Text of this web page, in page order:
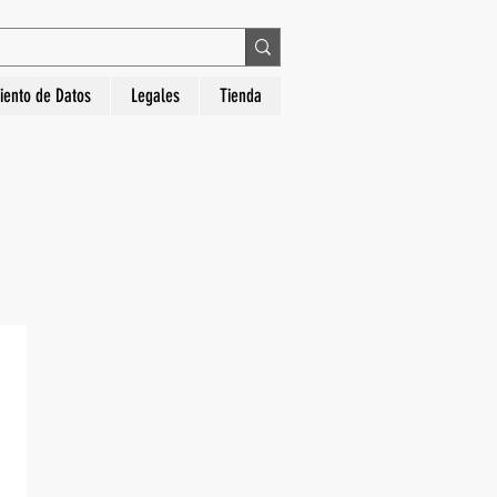
La Hora Relojería. Compra segura, diseños
de Datos Legales Tienda